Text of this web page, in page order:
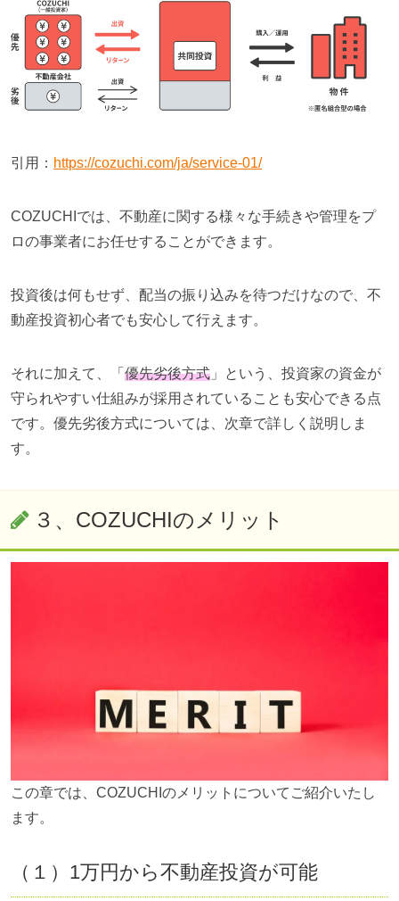
引用： https://cozuchi.com/ja/service-01/
COZUCHIでは、不動産に関する様々な手続きや管理をプ
ロの事業者にお任せすることができます。
投資後は何もせず、配当の振り込みを待つだけなので、不
動産投資初心者でも安心して行えます。
それに加えて、「 優先劣後方式 」という、投資家の資金が
守られやすい仕組みが採用されていることも安心できる点
です。優先劣後方式については、次章で詳しく説明しま
す。
３、 COZUCHIのメリット
この章では、COZUCHIのメリットについてご紹介いたし
ます。
（１）1万円から不動産投資が可能